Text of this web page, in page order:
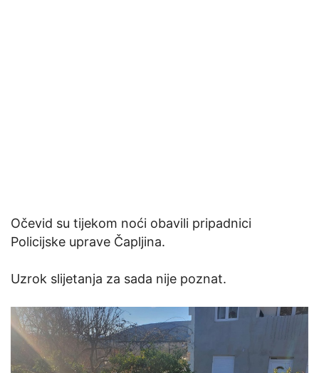
Očevid su tijekom noći obavili pripadnici
Policijske uprave Čapljina.
Uzrok slijetanja za sada nije poznat.